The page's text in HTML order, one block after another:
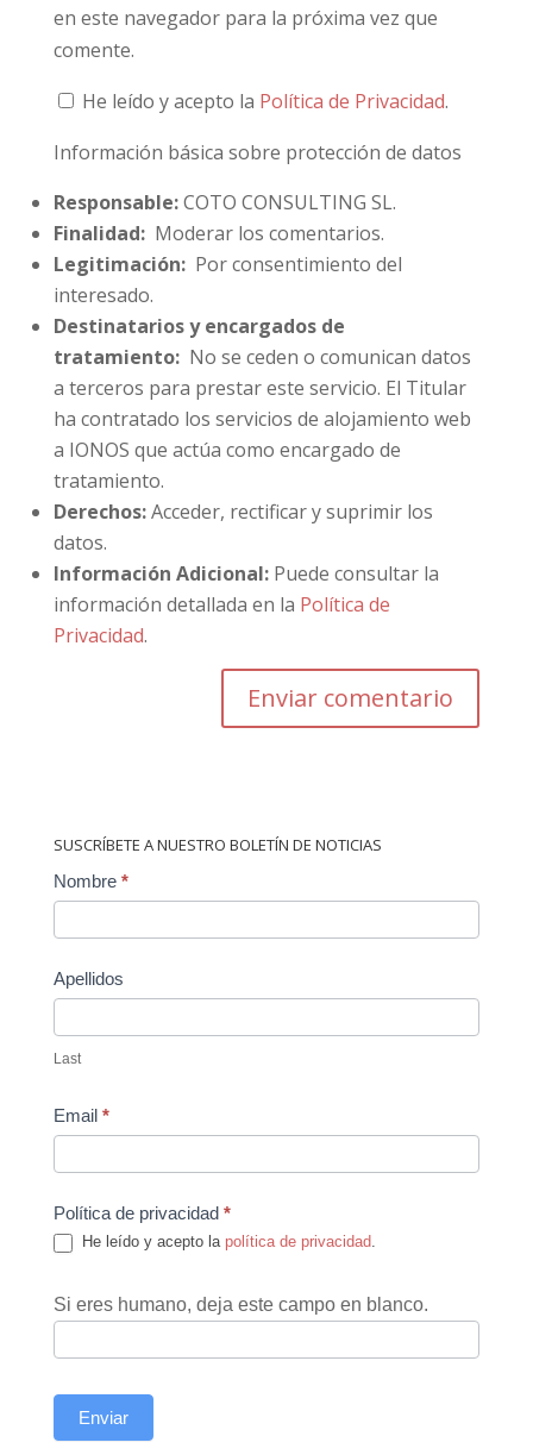
en este navegador para la próxima vez que
comente.
He leído y acepto la Política de Privacidad.
Información básica sobre protección de datos
Responsable:COTO CONSULTING SL.
Finalidad:Moderar los comentarios.
Legitimación:Por consentimiento del
interesado.
Destinatarios y encargados de
tratamiento:No se ceden o comunican datos
a terceros para prestar este servicio. El Titular
ha contratado los servicios de alojamiento web
a IONOS que actúa como encargado de
tratamiento.
Derechos:Acceder, rectificar y suprimir los
datos.
Información Adicional:Puede consultar la
información detallada en la Política de
Privacidad.
SUSCRÍBETE A NUESTRO BOLETÍN DE NOTICIAS
Contact
Nombre *
Apellidos
Last
Email *
Política de privacidad *
He leído y acepto la política de privacidad
Si eres humano, deja este campo en blanco.
Enviar